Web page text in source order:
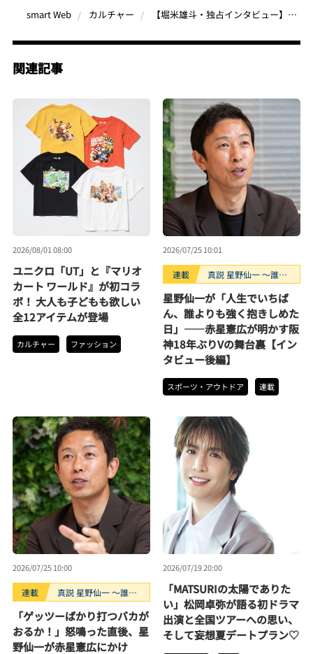
smart Web カルチャー 【堀米雄斗・独占インタビュー】憧れのゲーム『トニーホーク』新作に登場！“夢を超えた”瞬間とスケボー愛を語る
関連記事
2026/08/01 08:00
ユニクロ「UT」と『マリオ
カート ワールド』が初コラ
ボ！ 大人も子どもも欲しい
全12アイテムが登場
カルチャー ファッション
2026/07/25 10:01
連載
真説 星野仙一 ～誰も
裏側～
星野仙一が「人生でいちば
ん、誰よりも強く抱きしめた
日」――赤星憲広が明かす阪
神18年ぶりVの舞台裏【イン
タビュー後編】
スポーツ・アウトドア 連載
2026/07/25 10:00
連載
真説 星野仙一 ～誰も
裏側～
「ゲッツーばかり打つバカが
おるか！」怒鳴った直後、星
野仙一が赤星憲広にかけ
2026/07/19 20:00
「MATSURIの太陽でありた
い」松岡卓弥が語る初ドラマ
出演と全国ツアーへの思い、
そして妄想夏デートプラン♡